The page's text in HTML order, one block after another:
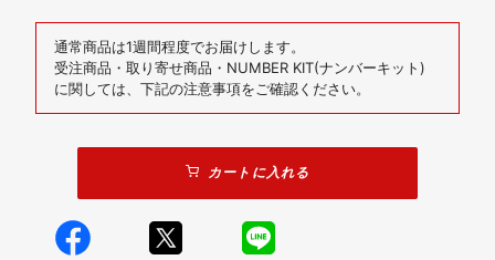
通常商品は1週間程度でお届けします。
受注商品・取り寄せ商品・NUMBER KIT(ナンバーキット)
に関しては、下記の注意事項をご確認ください。
カートに入れる